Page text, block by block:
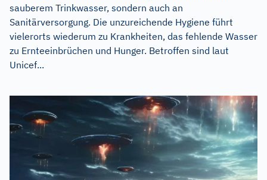
sauberem Trinkwasser, sondern auch an
Sanitärversorgung. Die unzureichende Hygiene führt
vielerorts wiederum zu Krankheiten, das fehlende Wasser
zu Ernteeinbrüchen und Hunger. Betroffen sind laut
Unicef...